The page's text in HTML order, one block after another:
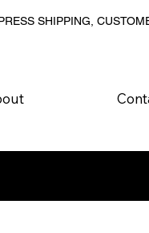
SHIPPING,